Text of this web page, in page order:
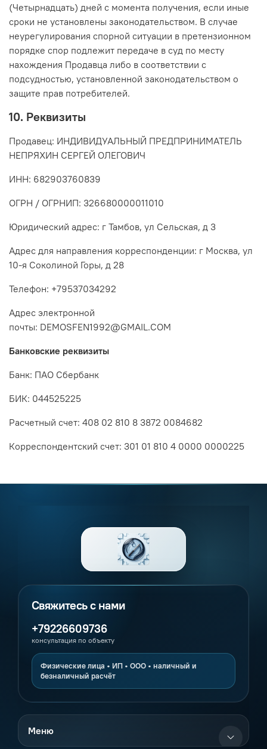
(Четырнадцать) дней с момента получения, если иные
сроки не установлены законодательством. В случае
неурегулирования спорной ситуации в претензионном
порядке спор подлежит передаче в суд по месту
нахождения Продавца либо в соответствии с
подсудностью, установленной законодательством о
защите прав потребителей.
10. Реквизиты
Продавец: ИНДИВИДУАЛЬНЫЙ ПРЕДПРИНИМАТЕЛЬ
НЕПРЯХИН СЕРГЕЙ ОЛЕГОВИЧ
ИНН: 682903760839
ОГРН / ОГРНИП: 326680000011010
Юридический адрес: г Тамбов, ул Сельская, д 3
Адрес для направления корреспонденции: г Москва, ул
10-я Соколиной Горы, д 28
Телефон: +79537034292
Адрес электронной
почты: DEMOSFEN1992@GMAIL.COM
Банковские реквизиты
Банк: ПАО Сбербанк
БИК: 044525225
Расчетный счет: 408 02 810 8 3872 0084682
Корреспондентский счет: 301 01 810 4 0000 0000225
Меню
+79226609736
консультация по объекту